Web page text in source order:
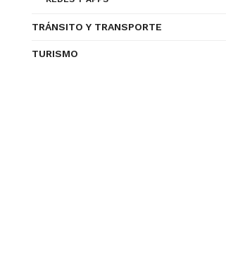
TRÁNSITO Y TRANSPORTE
TURISMO